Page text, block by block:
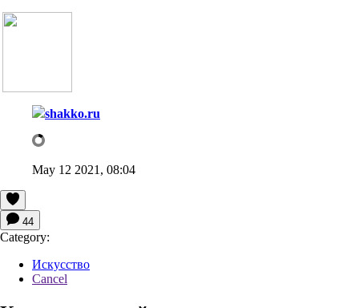
shakko.ru
May 12 2021, 08:04
44
Category:
Искусство
Cancel